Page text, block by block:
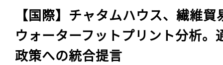
【国際】チャタムハウス、繊維貿
ウォーターフットプリント分析。
政策への統合提言